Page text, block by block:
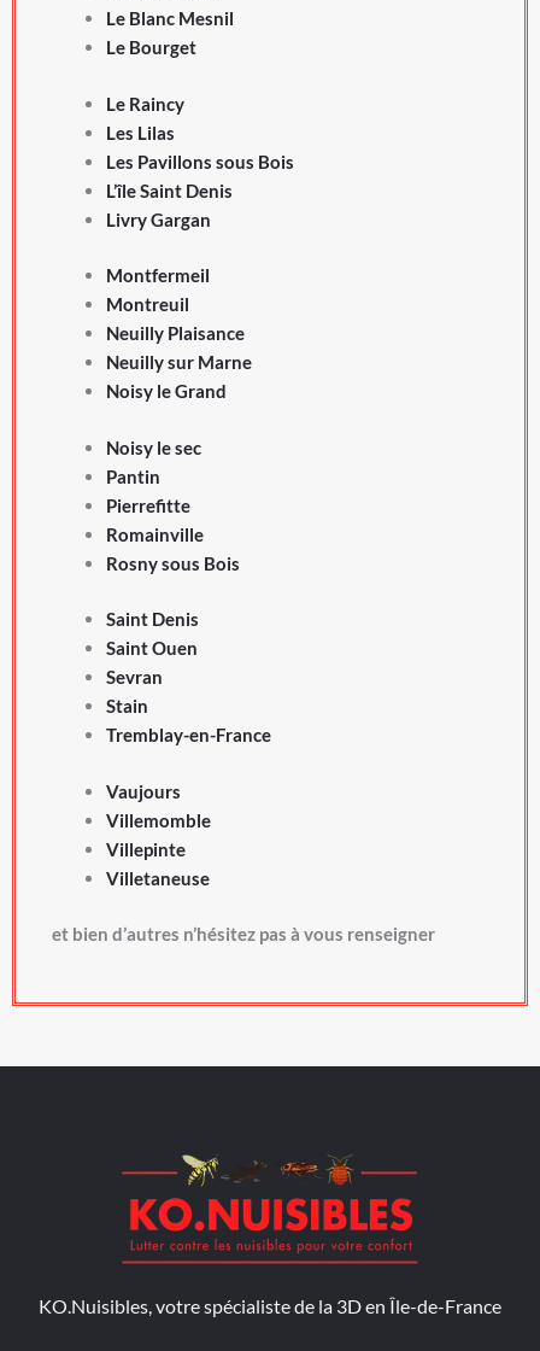
Le Blanc Mesnil
Le Bourget
Le Raincy
Les Lilas
Les Pavillons sous Bois
L’île Saint Denis
Livry Gargan
Montfermeil
Montreuil
Neuilly Plaisance
Neuilly sur Marne
Noisy le Grand
Noisy le sec
Pantin
Pierrefitte
Romainville
Rosny sous Bois
Saint Denis
Saint Ouen
Sevran
Stain
Tremblay-en-France
Vaujours
Villemomble
Villepinte
Villetaneuse
et bien d’autres n’hésitez pas à vous renseigner
KO.Nuisibles, votre spécialiste de la 3D en Île-de-France